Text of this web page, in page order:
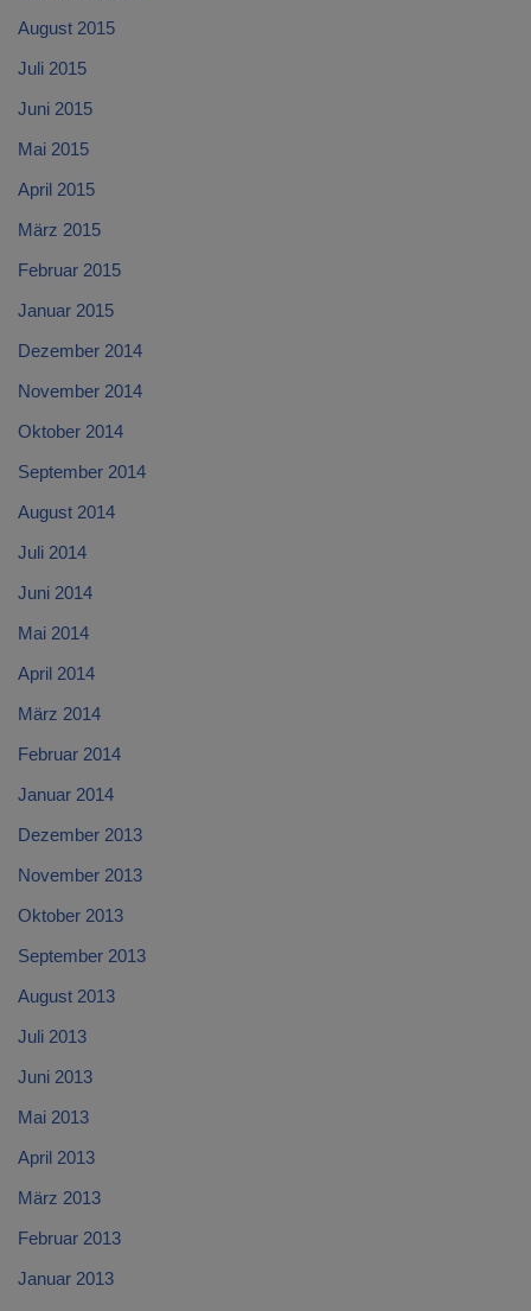
August 2015
Juli 2015
Juni 2015
Mai 2015
April 2015
März 2015
Februar 2015
Januar 2015
Dezember 2014
November 2014
Oktober 2014
September 2014
August 2014
Juli 2014
Juni 2014
Mai 2014
April 2014
März 2014
Februar 2014
Januar 2014
Dezember 2013
November 2013
Oktober 2013
September 2013
August 2013
Juli 2013
Juni 2013
Mai 2013
April 2013
März 2013
Februar 2013
Januar 2013